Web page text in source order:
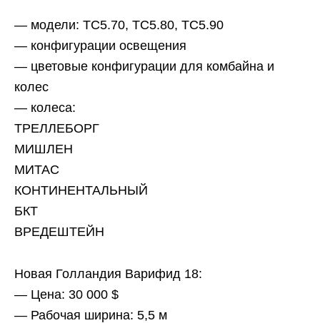
— модели: ТС5.70, ТС5.80, ТС5.90
— конфигурации освещения
— цветовые конфигурации для комбайна и
колес
— колеса:
ТРЕЛЛЕБОРГ
МИШЛЕН
МИТАС
КОНТИНЕНТАЛЬНЫЙ
БКТ
ВРЕДЕШТЕЙН
Новая Голландия Варифид 18:
— Цена: 30 000 $
— Рабочая ширина: 5,5 м